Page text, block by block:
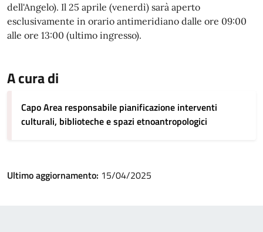
dell'Angelo). Il 25 aprile (venerdì) sarà aperto
esclusivamente in orario antimeridiano dalle ore 09:00
alle ore 13:00 (ultimo ingresso).
A cura di
Capo Area responsabile pianificazione interventi
culturali, biblioteche e spazi etnoantropologici
Ultimo aggiornamento: 15/04/2025